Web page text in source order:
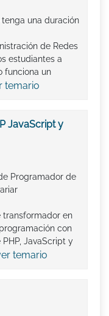
una duración
de Redes
estudiantes a
funciona un
temario
JavaScript y
Programador de
transformador en
con
JavaScript y
temario